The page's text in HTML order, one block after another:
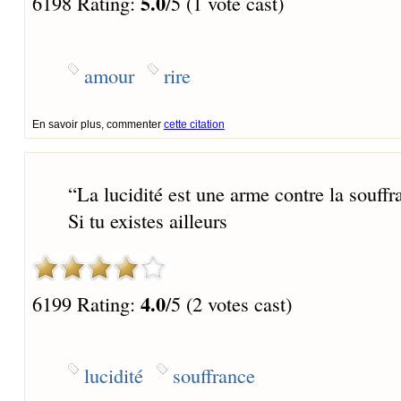
amour rire
En savoir plus, commenter cette citation
“La lucidité est une arme contre la
Si tu existes ailleurs
6199 Rating: 4.0/5 (2 votes cast)
lucidité souffrance